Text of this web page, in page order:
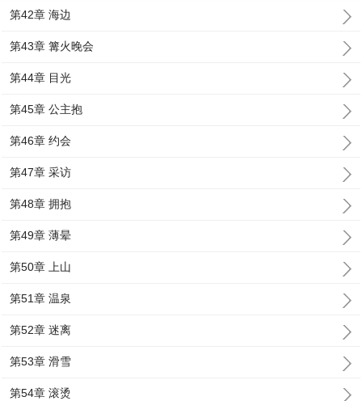
第42章 海边
第43章 篝火晚会
第44章 目光
第45章 公主抱
第46章 约会
第47章 采访
第48章 拥抱
第49章 薄晕
第50章 上山
第51章 温泉
第52章 迷离
第53章 滑雪
第54章 滚烫